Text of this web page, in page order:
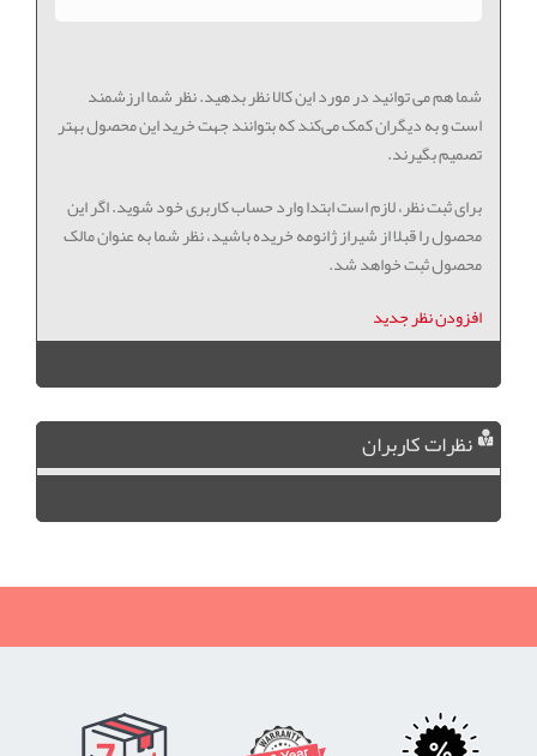
شما هم می توانید در مورد این کالا نظر بدهید. نظر شما ارزشمند
است و به دیگران کمک می‌کند که بتوانند جهت خرید این محصول بهتر
تصمیم بگیرند.
برای ثبت نظر، لازم است ابتدا وارد حساب کاربری خود شوید. اگر این
محصول را قبلا از شیراز ژانومه خریده باشید، نظر شما به عنوان مالک
محصول ثبت خواهد شد.
افزودن نظر جدید
نظرات کاربران